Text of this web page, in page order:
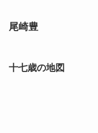
尾崎豊
十七歳の地図